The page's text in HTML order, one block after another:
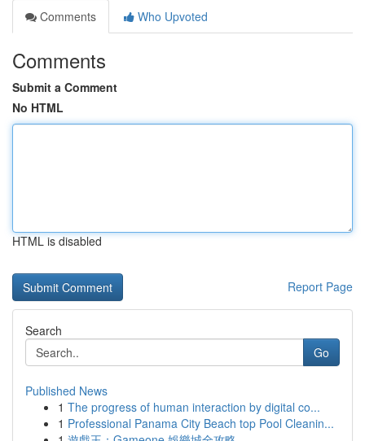
Comments
Who Upvoted
Comments
Submit a Comment
No HTML
HTML is disabled
Report Page
Search
Go
Published News
1 The progress of human interaction by digital co...
1 Professional Panama City Beach top Pool Cleanin...